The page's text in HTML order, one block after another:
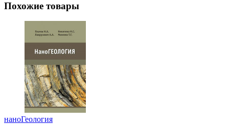
Похожие товары
наноГеология